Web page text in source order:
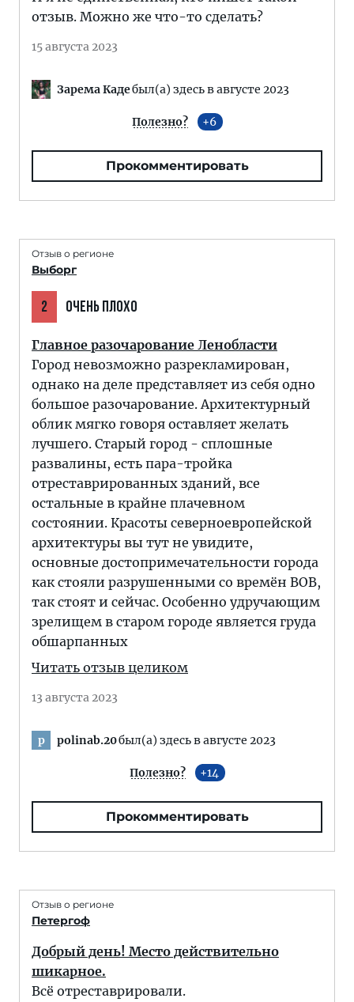
отзыв. Можно же что-то сделать?
15 августа 2023
Зарема Кадебыл(а) здесь в августе 2023
Полезно? 6
Прокомментировать
Отзыв о регионе
Выборг
2 ОЧЕНЬ ПЛОХО
Главное разочарование Ленобласти
Город невозможно разрекламирован,
однако на деле представляет из себя одно
большое разочарование. Архитектурный
облик мягко говоря оставляет желать
лучшего. Старый город - сплошные
развалины, есть пара-тройка
отреставрированных зданий, все
остальные в крайне плачевном
состоянии. Красоты северноевропейской
архитектуры вы тут не увидите,
основные достопримечательности города
как стояли разрушенными со времён ВОВ,
так стоят и сейчас. Особенно удручающим
зрелищем в старом городе является груда
обшарпанных
Читать отзыв целиком
13 августа 2023
p polinab.20был(а) здесь в августе 2023
Полезно? 14
Прокомментировать
Отзыв о регионе
Петергоф
Добрый день! Место действительно
шикарное.
Всё отреставрировали.